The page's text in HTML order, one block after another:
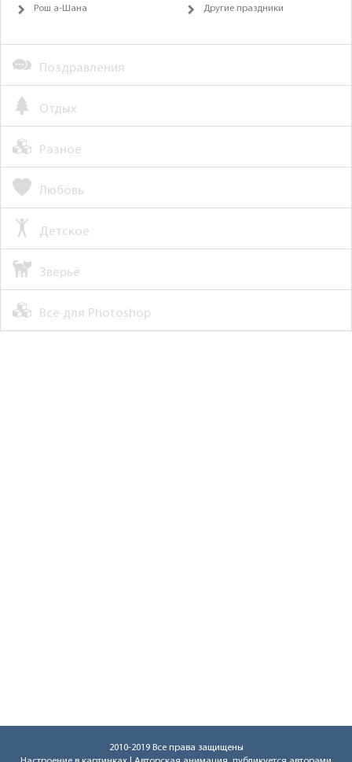
Рош а-Шана Другие праздники
Поздравления
Отдых
Разное
Любовь
Детское
Зверьё
Все для Photoshop
2010-2019 Все права защищены